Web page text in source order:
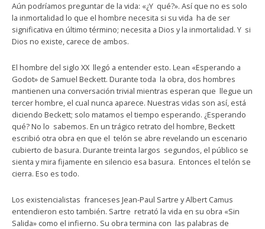
Aún podríamos preguntar de la vida: «¿Y qué?». Así que no es solo
la inmortalidad lo que el hombre necesita si su vida ha de ser
significativa en último término; necesita a Dios y la inmortalidad. Y si
Dios no existe, carece de ambos.
El hombre del siglo XX llegó a entender esto. Lean «Esperando a
Godot» de Samuel Beckett. Durante toda la obra, dos hombres
mantienen una conversación trivial mientras esperan que llegue un
tercer hombre, el cual nunca aparece. Nuestras vidas son así, está
diciendo Beckett; solo matamos el tiempo esperando. ¿Esperando
qué? No lo sabemos. En un trágico retrato del hombre, Beckett
escribió otra obra en que el telón se abre revelando un escenario
cubierto de basura. Durante treinta largos segundos, el público se
sienta y mira fijamente en silencio esa basura. Entonces el telón se
cierra. Eso es todo.
Los existencialistas franceses Jean-Paul Sartre y Albert Camus
entendieron esto también. Sartre retrató la vida en su obra «Sin
Salida» como el infierno. Su obra termina con las palabras de